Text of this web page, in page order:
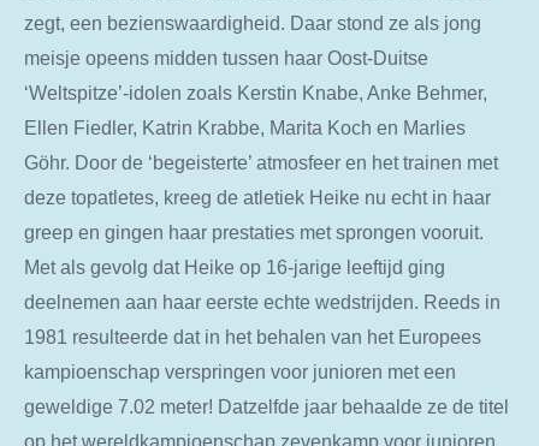
zegt, een bezienswaardigheid. Daar stond ze als jong
meisje opeens midden tussen haar Oost-Duitse
‘Weltspitze’-idolen zoals Kerstin Knabe, Anke Behmer,
Ellen Fiedler, Katrin Krabbe, Marita Koch en Marlies
Göhr. Door de ‘begeisterte’ atmosfeer en het trainen met
deze topatletes, kreeg de atletiek Heike nu echt in haar
greep en gingen haar prestaties met sprongen vooruit.
Met als gevolg dat Heike op 16-jarige leeftijd ging
deelnemen aan haar eerste echte wedstrijden. Reeds in
1981 resulteerde dat in het behalen van het Europees
kampioenschap verspringen voor junioren met een
geweldige 7.02 meter! Datzelfde jaar behaalde ze de titel
op het wereldkampioenschap zevenkamp voor junioren